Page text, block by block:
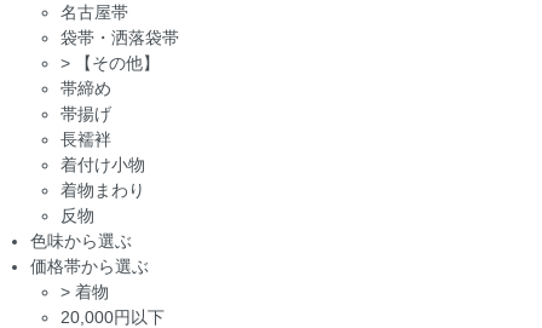
名古屋帯
袋帯・洒落袋帯
>
【その他】
帯締め
帯揚げ
長襦袢
着付け小物
着物まわり
反物
色味から選ぶ
価格帯から選ぶ
> 着物
20,000円以下